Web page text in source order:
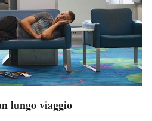
lungo viaggio